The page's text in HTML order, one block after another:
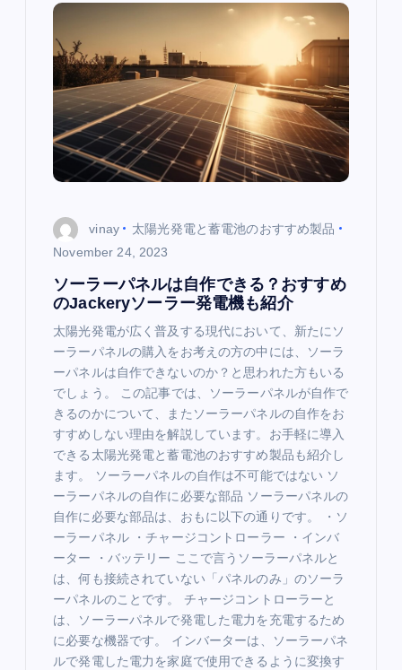
vinay
太陽光発電と蓄電池のおすすめ製品
November 24, 2023
ソーラーパネルは自作できる？おすすめ
のJackeryソーラー発電機も紹介
太陽光発電が広く普及する現代において、新たにソ
ーラーパネルの購入をお考えの方の中には、ソーラ
ーパネルは自作できないのか？と思われた方もいる
でしょう。 この記事では、ソーラーパネルが自作で
きるのかについて、またソーラーパネルの自作をお
すすめしない理由を解説しています。お手軽に導入
できる太陽光発電と蓄電池のおすすめ製品も紹介し
ます。 ソーラーパネルの自作は不可能ではない ソ
ーラーパネルの自作に必要な部品 ソーラーパネルの
自作に必要な部品は、おもに以下の通りです。 ・ソ
ーラーパネル ・チャージコントローラー ・インバ
ーター ・バッテリー ここで言うソーラーパネルと
は、何も接続されていない「パネルのみ」のソーラ
ーパネルのことです。 チャージコントローラーと
は、ソーラーパネルで発電した電力を充電するため
に必要な機器です。 インバーターは、ソーラーパネ
ルで発電した電力を家庭で使用できるように変換す